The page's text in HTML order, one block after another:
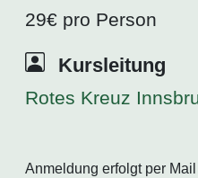
29€ pro Person
Kursleitung
Rotes Kreuz
Anmeldung erfolgt per